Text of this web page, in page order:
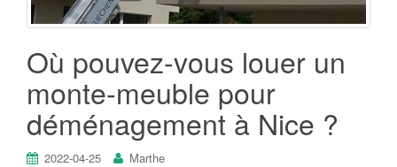
Où pouvez-vous louer un
monte-meuble pour
déménagement à Nice ?
2022-04-25 Marthe